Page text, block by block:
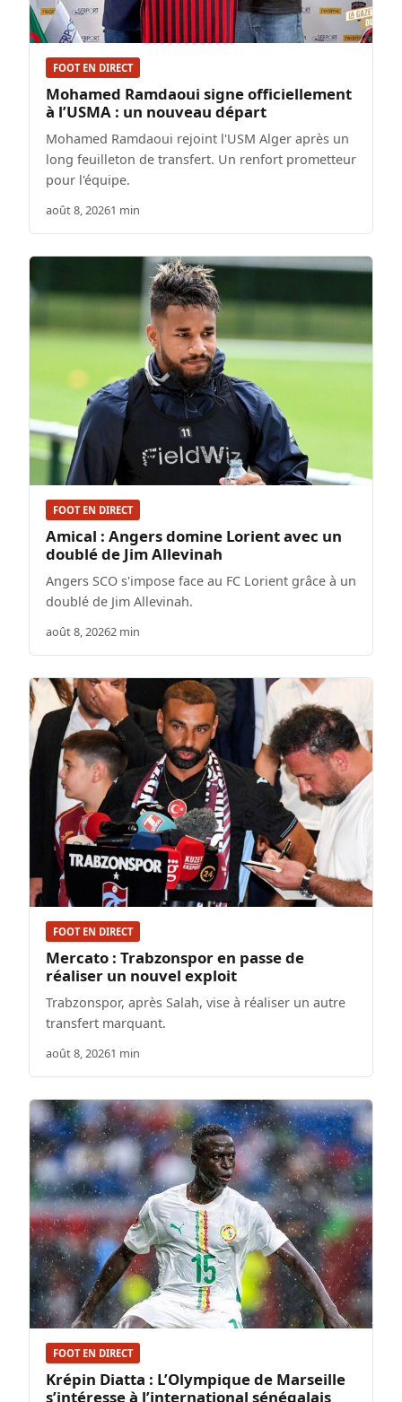
FOOT EN DIRECT
Mohamed Ramdaoui signe officiellement
à l’USMA : un nouveau départ
Mohamed Ramdaoui rejoint l'USM Alger après un
long feuilleton de transfert. Un renfort prometteur
pour l'équipe.
août 8, 20261 min
FOOT EN DIRECT
Amical : Angers domine Lorient avec un
doublé de Jim Allevinah
Angers SCO s'impose face au FC Lorient grâce à un
doublé de Jim Allevinah.
août 8, 20262 min
FOOT EN DIRECT
Mercato : Trabzonspor en passe de
réaliser un nouvel exploit
Trabzonspor, après Salah, vise à réaliser un autre
transfert marquant.
août 8, 20261 min
FOOT EN DIRECT
Krépin Diatta : L’Olympique de Marseille
s’intéresse à l’international sénégalais